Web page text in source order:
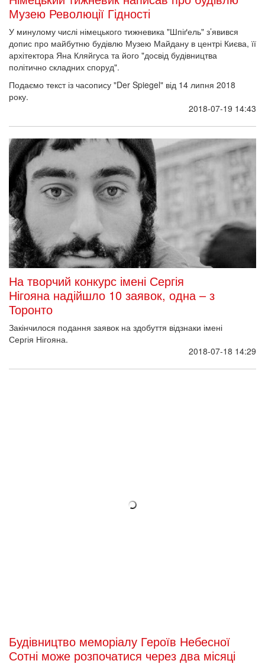
Музею Революції Гідності
У минулому числі німецького тижневика "Шпіґель" з’явився
допис про майбутню будівлю Музею Майдану в центрі Києва, її
архітектора Яна Кляйгуса та його "досвід будівництва
політично складних споруд".
Подаємо текст із часопису "Der Spiegel" від 14 липня 2018
року.
2018-07-19 14:43
На творчий конкурс імені Сергія
Нігояна надійшло 10 заявок, одна – з
Торонто
Закінчилося подання заявок на здобуття відзнаки імені
Сергія Нігояна.
2018-07-18 14:29
Будівництво меморіалу Героїв Небесної
Сотні може розпочатися через два місяці